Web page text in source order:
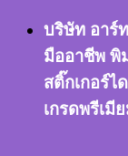
ข้าม
เนื้อหา
บริษัท อาร์
มืออาชีพ พิ
สติ๊กเกอร์
เกรดพรีเ